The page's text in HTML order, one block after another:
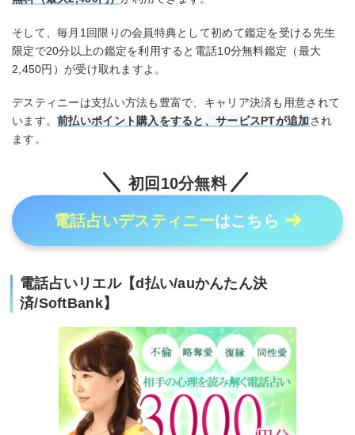
そして、毎月1回限りの会員特典として初めて鑑定を受ける先生
限定で20分以上の鑑定を利用すると電話10分無料鑑定（最大
2,450円）が受け取れますよ。
デスティニーは支払い方法も豊富で、キャリア決済も用意されて
います。前払いポイント購入をすると、サービスPTが追加され
ます。
初回10分無料
電話占いデスティニーはこちら
電話占いリエル【d払い/auかんたん決
済/SoftBank】